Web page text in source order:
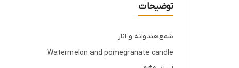
توضیحات
شمع هندوانه و انار
Watermelon and pomegranate candle